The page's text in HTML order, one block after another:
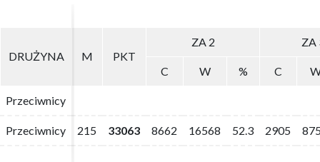
DRUŻYNA M PKT
ZA 2 ZA
C W % C
Przeciwnicy
Przeciwnicy 215 33063 8662 16568 52.3 2905
DRUŻYNA M PKT
ZA 2 ZA
C W % C
Przeciwnicy
Przeciwnicy 215 33063 8662 16568 52.3 2905